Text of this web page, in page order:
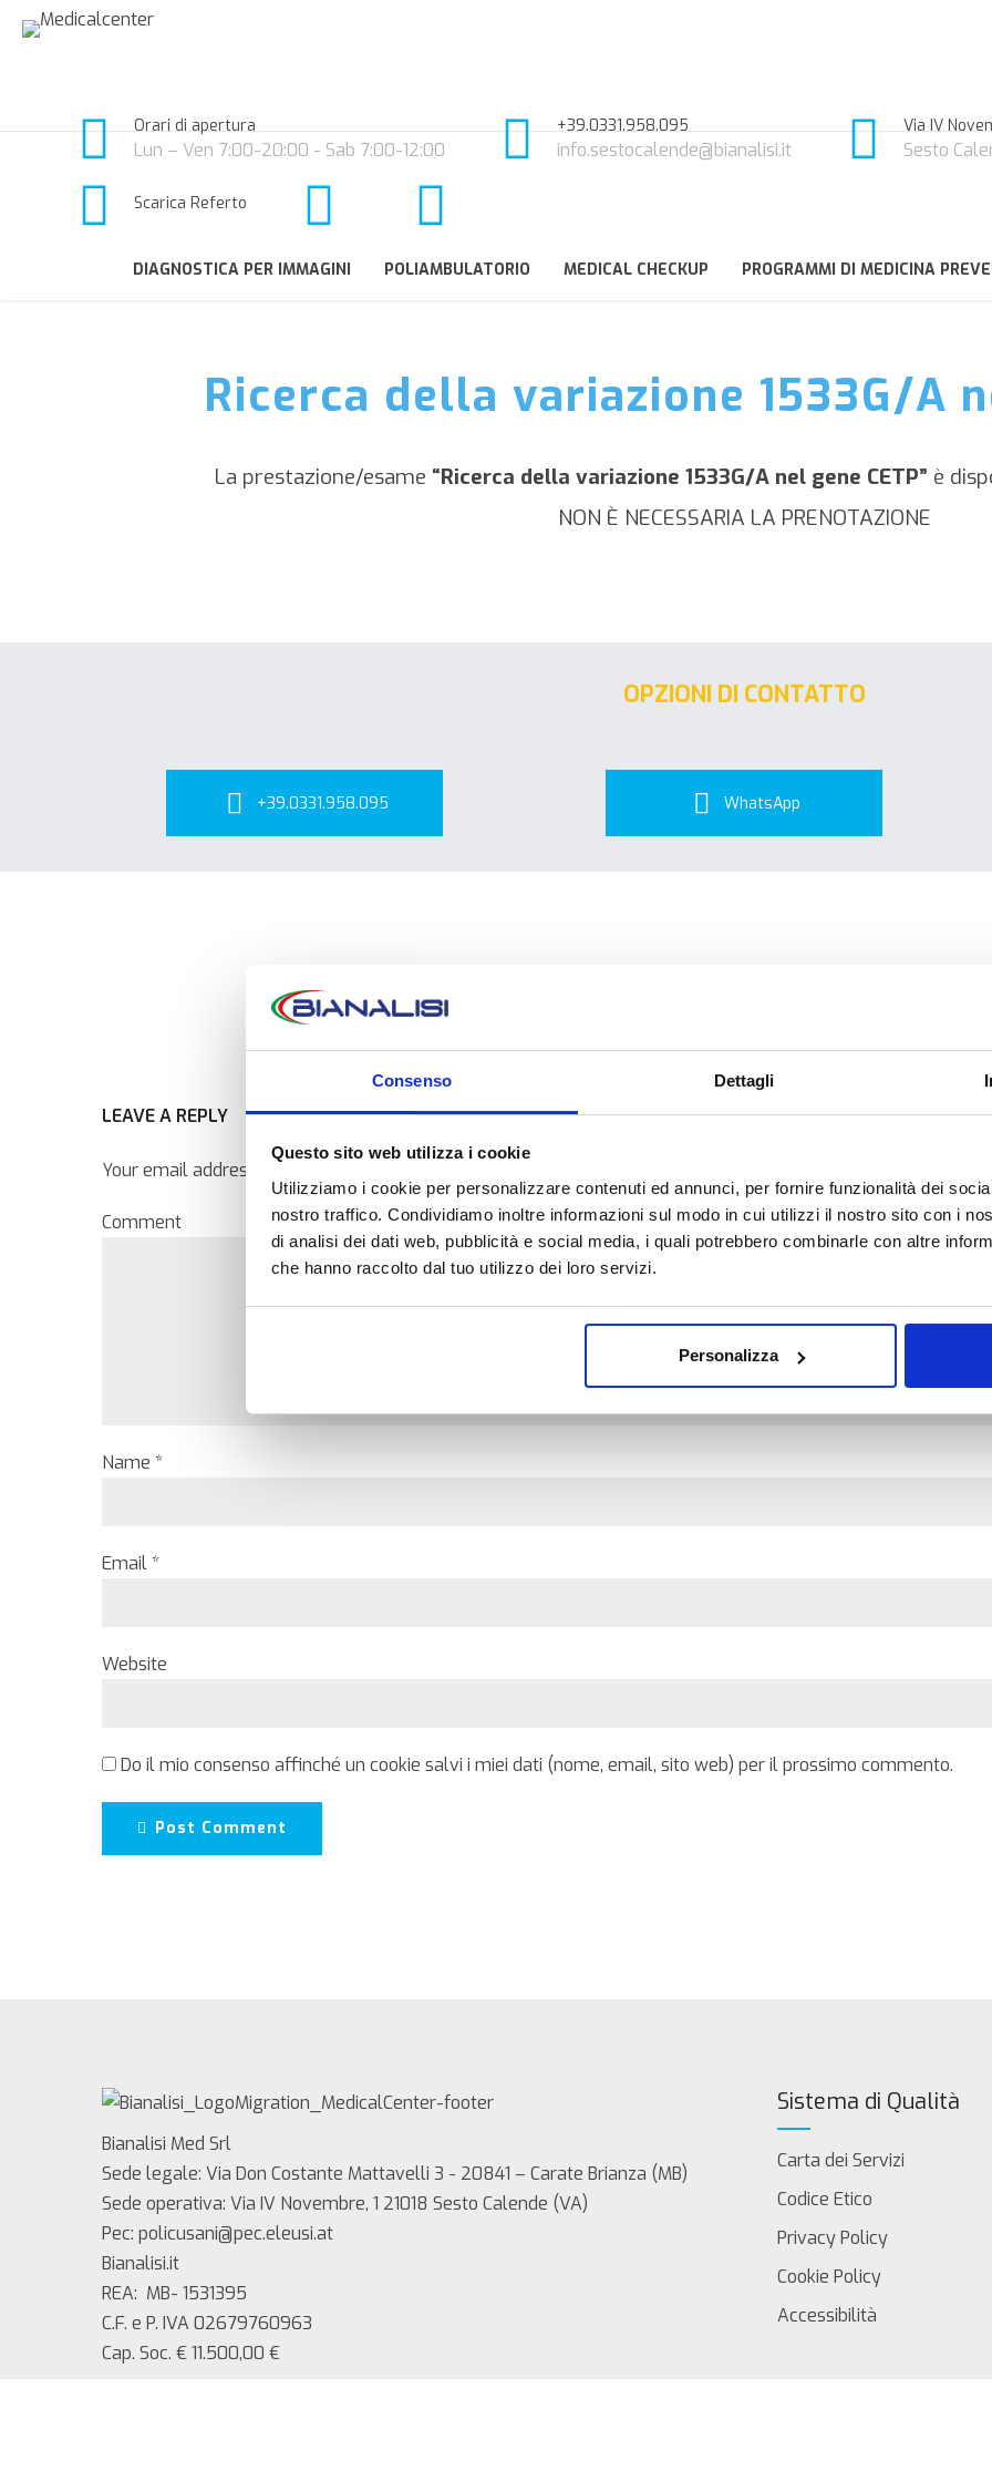
Consenso Dettagli
Questo sito web utilizza i cookie
Utilizziamo i cookie per personalizzare contenuti ed annunci, per fornire funzionalità dei
nostro traffico. Condividiamo inoltre informazioni sul modo in cui utilizzi il nostro sito con i
di analisi dei dati web, pubblicità e social media, i quali potrebbero combinarle con altre
che hanno raccolto dal tuo utilizzo dei loro servizi.
Personalizza
Orari di apertura
Lun – Ven 7:00-20:00 - Sab 7:00-12:00
+39.0331.958.095
info.sestocalende@bianalisi.it
Via IV
Sesto
Scarica Referto
DIAGNOSTICA PER IMMAGINI POLIAMBULATORIO MEDICAL CHECKUP PROGRAMMI DI MEDICINA
Ricerca della variazione 1533G/A
La prestazione/esame “Ricerca della variazione 1533G/A nel gene CETP” è
NON È NECESSARIA LA PRENOTAZIONE
OPZIONI DI CONTATTO
+39.0331.958.095 WhatsApp
LEAVE A REPLY
Your email address will not be published. Required fields are marked *
Comment
Name *
Email *
Website
Do il mio consenso affinché un cookie salvi i miei dati (nome, email, sito web) per il prossimo commento.
Post Comment
Bianalisi Med Srl
Sede legale: Via Don Costante Mattavelli 3 - 20841 – Carate Brianza (MB)
Sede operativa: Via IV Novembre, 1 21018 Sesto Calende (VA)
Pec: policusani@pec.eleusi.at
Bianalisi.it
REA: MB- 1531395
C.F. e P. IVA 02679760963
Cap. Soc. € 11.500,00 €
Sistema di Qualità
Carta dei Servizi
Codice Etico
Privacy Policy
Cookie Policy
Accessibilità